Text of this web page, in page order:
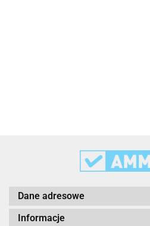
Dane adresowe
Informacje